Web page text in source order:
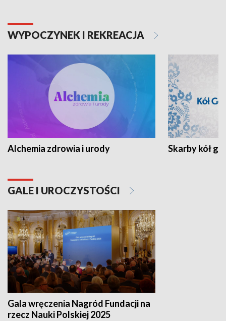
WYPOCZYNEK I REKREACJA
Alchemia zdrowia i urody Skarby kół
GALE I UROCZYSTOŚCI
Gala wręczenia Nagród Fundacji na
rzecz Nauki Polskiej 2025